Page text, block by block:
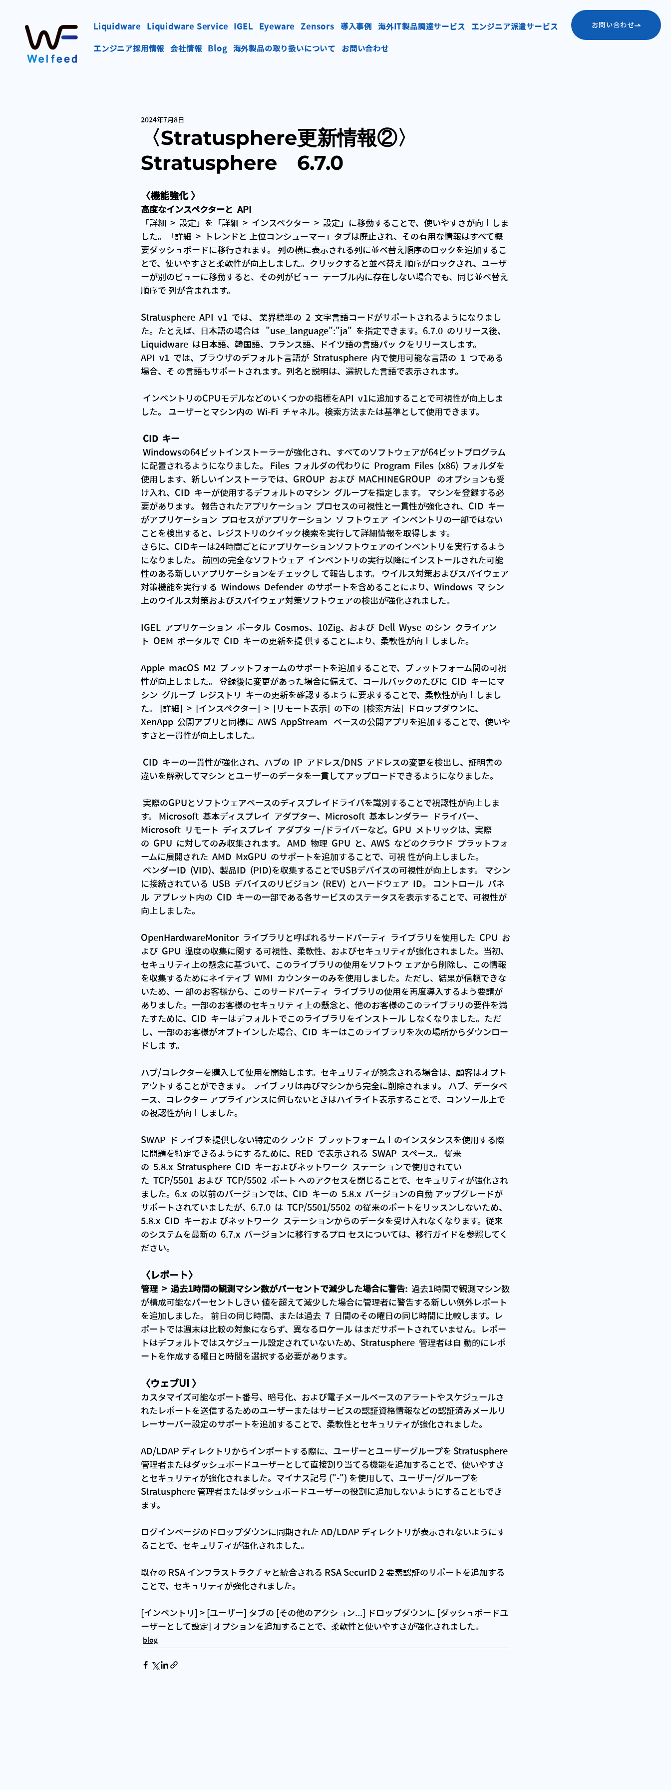
お問い合わせ
Liquidware Liquidware Service IGEL Eyeware Zensors 導入事例 海外IT製品調達サービス エンジニア派遣サービス
エンジニア採用情報 会社情報 Blog 海外製品の取り扱いについて お問い合わせ
〈Stratusphere更新情報②〉
Stratusphere 6.7.0
2024年7月8日
〈機能強化 〉
⾼度なインスペクターと  API
「詳細  >  設定」を「詳細  >  インスペクター  >  設定」に移動することで、使いやすさが向上しま
した。「詳細  >  トレンドと 上位コンシューマー」タブは廃止され、その有用な情報はすべて概
要ダッシュボードに移行されます。 列の横に表示される列に並べ替え順序のロックを追加するこ
とで、使いやすさと柔軟性が向上しました。クリックすると並べ替え 順序がロックされ、ユーザ
ーが別のビューに移動すると、その列がビュー  テーブル内に存在しない場合でも、同じ並べ替え
順序で 列が含まれます。
Stratusphere  API  v1  では、 業界標準の  2  文字言語コードがサポートされるようになりまし
た。たとえば、日本語の場合は   "use_language":"ja"  を指定できます。6.7.0  のリリース後、
Liquidware  は日本語、韓国語、フランス語、ドイツ語の言語パッ クをリリースします。
API  v1  では、ブラウザのデフォルト言語が  Stratusphere  内で使用可能な言語の  1  つである
場合、そ の言語もサポートされます。列名と説明は、選択した言語で表示されます。
した。 ユーザーとマシン内の  Wi‑Fi  チャネル。検索方法または基準として使用できます。
CID  キー
に配置されるようになりました。 Files  フォルダの代わりに  Program  Files  (x86)  フォルダを
使用します、新しいインストーラでは、GROUP  および  MACHINEGROUP   のオプションも受
け入れ、CID  キーが使用するデフォルトのマシン  グループを指定します。 マシンを登録する必
要があります。 報告されたアプリケーション  プロセスの可視性と一貫性が強化され、CID  キー
がアプリケーション  プロセスがアプリケーション  ソ フトウェア  インベントリの一部ではない
ことを検出すると、レジストリのクイック検索を実行して詳細情報を取得しま す。
さらに、CIDキーは24時間ごとにアプリケーションソフトウェアのインベントリを実行するよう
になりました。 前回の完全なソフトウェア  インベントリの実行以降にインストールされた可能
性のある新しいアプリケーションをチェックし て報告します。 ウイルス対策およびスパイウェア
対策機能を実行する  Windows  Defender  のサポートを含めることにより、Windows  マ シン
上のウイルス対策およびスパイウェア対策ソフトウェアの検出が強化されました。
IGEL  アプリケーション  ポータル  Cosmos、10Zig、および  Dell  Wyse  のシン  クライアン
ト  OEM  ポータルで  CID  キーの更新を提 供することにより、柔軟性が向上しました。
Apple  macOS  M2  プラットフォームのサポートを追加することで、プラットフォーム間の可視
性が向上しました。 登録後に変更があった場合に備えて、コールバックのたびに  CID  キーにマ
シン  グループ  レジストリ  キーの更新を確認するよう に要求することで、柔軟性が向上しまし
た。 [詳細]  >  [インスペクター]  >  [リモート表示]  の下の  [検索方法]  ドロップダウンに、
XenApp  公開アプリと同様に  AWS  AppStream   ベースの公開アプリを追加することで、使いや
すさと一貫性が向上しました。
違いを解釈してマシン とユーザーのデータを一貫してアップロードできるようになりました。
す。 Microsoft  基本ディスプレイ  アダプター、Microsoft  基本レンダラー  ドライバー、
Microsoft  リモート  ディスプレイ  アダプタ ー/ドライバーなど。GPU  メトリックは、実際
の  GPU  に対してのみ収集されます。 AMD  物理  GPU  と、AWS  などのクラウド  プラットフォ
ームに展開された  AMD  MxGPU  のサポートを追加することで、可視 性が向上しました。
に接続されている  USB  デバイスのリビジョン  (REV)  とハードウェア  ID。 コントロール  パネ
ル  アプレット内の  CID  キーの一部である各サービスのステータスを表示することで、可視性が
向上しました。
OpenHardwareMonitor  ライブラリと呼ばれるサードパーティ  ライブラリを使用した  CPU  お
よび  GPU  温度の収集に関す る可視性、柔軟性、およびセキュリティが強化されました。当初、
セキュリティ上の懸念に基づいて、このライブラリの使用をソフトウ ェアから削除し、この情報
を収集するためにネイティブ  WMI  カウンターのみを使用しました。ただし、結果が信頼できな
いため、一 部のお客様から、このサードパーティ  ライブラリの使用を再度導入するよう要請が
ありました。一部のお客様のセキュリテ ィ上の懸念と、他のお客様のこのライブラリの要件を満
たすために、CID  キーはデフォルトでこのライブラリをインストール しなくなりました。ただ
し、一部のお客様がオプトインした場合、CID  キーはこのライブラリを次の場所からダウンロー
ドしま す。
ハブ/コレクターを購入して使用を開始します。セキュリティが懸念される場合は、顧客はオプト
アウトすることができます。 ライブラリは再びマシンから完全に削除されます。 ハブ、データベ
ース、コレクター アプライアンスに何もないときはハイライト表示することで、コンソール上で
の視認性が向上しました。
SWAP  ドライブを提供しない特定のクラウド  プラットフォーム上のインスタンスを使用する際
に問題を特定できるようにす るために、RED  で表示される  SWAP  スペース。 従来
の  5.8.x  Stratusphere  CID  キーおよびネットワーク  ステーションで使用されてい
た  TCP/5501  および  TCP/5502  ポート へのアクセスを閉じることで、セキュリティが強化され
ました。6.x  の以前のバージョンでは、CID  キーの  5.8.x  バージョンの自動 アップグレードが
サポートされていましたが、6.7.0  は  TCP/5501/5502  の従来のポートをリッスンしないため、
5.8.x  CID  キーおよ びネットワーク  ステーションからのデータを受け入れなくなります。従来
のシステムを最新の  6.7.x  バージョンに移行するプロ セスについては、移行ガイドを参照してく
ださい。
〈レポート〉
管理  >  過去1時間の観測マシン数がパーセントで減少した場合に警告: 過去1時間で観測マシン数
が構成可能なパーセントしきい 値を超えて減少した場合に管理者に警告する新しい例外レポート
を追加しました。 前日の同じ時間、または過去  7  日間のその曜日の同じ時間に比較します。レ
ポートでは週末は比較の対象にならず、異なるロケール はまだサポートされていません。レポー
トはデフォルトではスケジュール設定されていないため、Stratusphere  管理者は自 動的にレポ
ートを作成する曜日と時間を選択する必要があります。
〈ウェブUI 〉
カスタマイズ可能なポート番号、暗号化、および電子メールベースのアラートやスケジュールさ
れたレポートを送信するためのユーザーまたはサービスの認証資格情報などの認証済みメールリ
レーサーバー設定のサポートを追加することで、柔軟性とセキュリティが強化されました。
AD/LDAP ディレクトリからインポートする際に、ユーザーとユーザーグループを Stratusphere
管理者またはダッシュボードユーザーとして直接割り当てる機能を追加することで、使いやすさ
とセキュリティが強化されました。マイナス記号 ("-") を使用して、ユーザー/グループを
Stratusphere 管理者またはダッシュボードユーザーの役割に追加しないようにすることもでき
ます。
ログインページのドロップダウンに同期された AD/LDAP ディレクトリが表示されないようにす
ることで、セキュリティが強化されました。
既存の RSA インフラストラクチャと統合される RSA SecurID 2 要素認証のサポートを追加する
ことで、セキュリティが強化されました。
[インベントリ] > [ユーザー] タブの [その他のアクション...] ドロップダウンに [ダッシュボードユ
ーザーとして設定] オプションを追加することで、柔軟性と使いやすさが強化されました。
blog